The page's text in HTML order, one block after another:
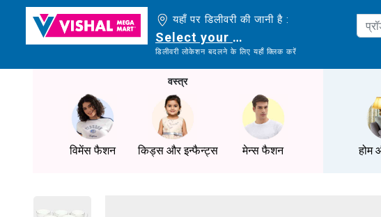
यहाँ पर डिलीवरी की जानी है :
Select your delivery location
डिलीवरी लोकेशन बदलने के लिए यहाँ क्लिक करें
वस्त्र
विमेंस फैशन किड्स और इन्फैन्ट्स मेन्स फैशन होम